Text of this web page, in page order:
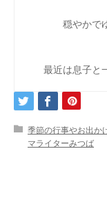
穏やかで
最近は息子と
季節の行事やお出か
マライターみつば